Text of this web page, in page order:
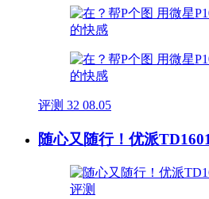
评测 32 08.05
随心又随行！优派